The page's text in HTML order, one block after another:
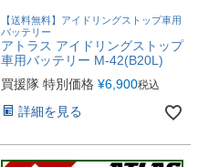
【送料無料】アイドリングストップ車用
バッテリー
アトラス アイドリングストップ
車用バッテリー M-42(B20L)
買援隊 特別価格 ¥6,900税込
詳細を見る